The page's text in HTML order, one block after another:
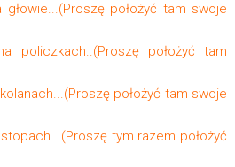
głowie...(Proszę położyć tam swoje
policzkach..(Proszę położyć tam
położyć tam swoje
tym razem położyć